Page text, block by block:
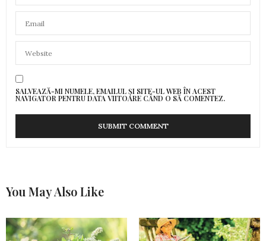
SALVEAZĂ-MI NUMELE, EMAILUL ȘI SITE-UL WEB ÎN ACEST
NAVIGATOR PENTRU DATA VIITOARE CÂND O SĂ COMENTEZ.
You May Also Like